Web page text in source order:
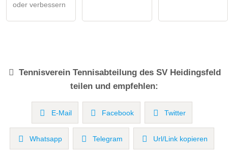
oder verbessern
TennisvereinTennisabteilung des SV Heidingsfeld
teilen und empfehlen:
E-Mail Facebook Twitter
Whatsapp Telegram Url/Link kopieren